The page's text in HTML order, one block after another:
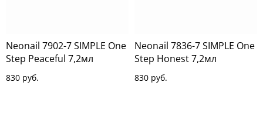
Neonail 7902-7 SIMPLE One
Step Peaceful 7,2мл
830 руб.
Neonail 7836-7 SIMPLE One
Step Honest 7,2мл
830 руб.